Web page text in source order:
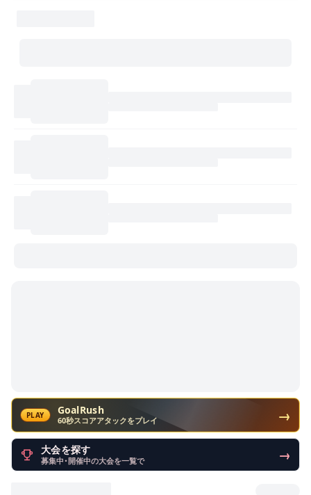
PLAY GoalRush
60秒スコアアタックをプレイ →
大会を探す
募集中・開催中の大会を一覧で →